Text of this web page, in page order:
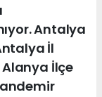
Antalya
İl
Alanya İlçe